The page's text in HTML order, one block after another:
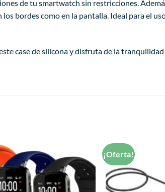
de tu smartwatch sin restricciones.
bordes como en la pantalla. Ideal para el
case de silicona y disfruta de la
Añadir
a la
lista de
deseos
¡Oferta!